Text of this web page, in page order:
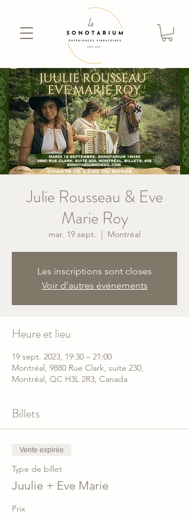
Julie Rousseau & Eve
Marie Roy
mar. 19 sept.
  |
Montréal
Les inscriptions sont closes
Voir d'autres événements
Heure et lieu
19 sept. 2023, 19:30 – 21:00
Montréal, 9880 Rue Clark, suite 230,
Montréal, QC H3L 2R3, Canada
Billets
Vente expirée
Type de billet
Juulie + Eve Marie
Prix